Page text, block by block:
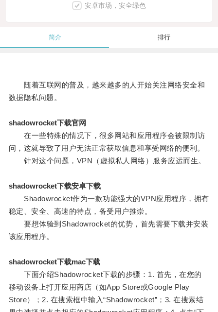
安卓市场，安全绿色
简介 排行
随着互联网的普及，越来越多的人开始关注网络安全和
数据隐私问题。
shadowrocket下载官网
在一些特殊的情况下，很多网站和应用程序会被限制访
问，这就导致了用户无法正常获取信息和享受网络的便利。
针对这个问题，VPN（虚拟私人网络）服务应运而生。
shadowrocket下载安卓下载
Shadowrocket作为一款功能强大的VPN应用程序，拥有
稳定、安全、高速的特点，备受用户推崇。
要想体验到Shadowrocket的优势，首先需要下载并安装
该应用程序。
shadowrocket下载mac下载
下面介绍Shadowrocket下载的步骤：1. 首先，在您的
移动设备上打开应用商店（如App Store或Google Play
Store）；2. 在搜索框中输入“Shadowrocket”；3. 在搜索结